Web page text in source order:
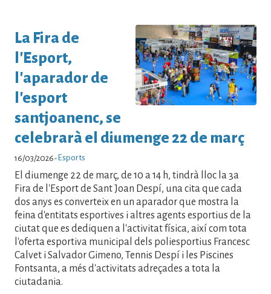
La Fira de
l'Esport,
l'aparador de
l'esport
santjoanenc, se
celebrarà el diumenge 22 de març
16/03/2026- Esports
El diumenge 22 de març, de 10 a 14 h, tindrà lloc la 3a
Fira de l'Esport de Sant Joan Despí, una cita que cada
dos anys es converteix en un aparador que mostra la
feina d'entitats esportives i altres agents esportius de la
ciutat que es dediquen a l'activitat física, així com tota
l'oferta esportiva municipal dels poliesportius Francesc
Calvet i Salvador Gimeno, Tennis Despí i les Piscines
Fontsanta, a més d'activitats adreçades a tota la
ciutadania.